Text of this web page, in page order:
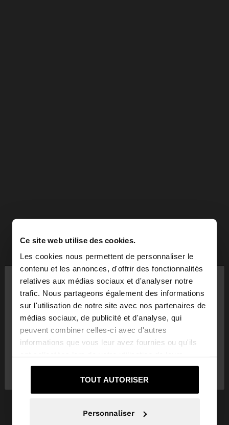
Ce site web utilise des cookies.
Les cookies nous permettent de personnaliser le
contenu et les annonces, d'offrir des fonctionnalités
relatives aux médias sociaux et d'analyser notre
trafic. Nous partageons également des informations
sur l'utilisation de notre site avec nos partenaires de
médias sociaux, de publicité et d'analyse, qui
peuvent combiner celles-ci avec d'autres
informations que vous leur avez fournies ou qu'ils
services.
TOUT AUTORISER
Personnaliser
bonjour ×
Vous accédez au site depuis Luxembourg. Voulez-
vous parcourir notre site au United States?